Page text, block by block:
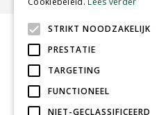
RUIM 30 JAAR
Betaal veilig
met iDeal -
STRIKT NOODZAKELIJK
PRESTATIE
TARGETING
FUNCTIONEEL
NIET-GECLASSIFICEERD